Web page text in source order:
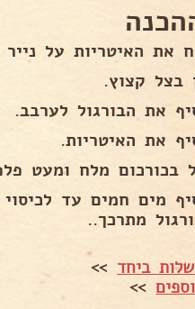
את האיטריות על
בצל קצוץ.
את הבורגול לערבב.
את האיטריות.
בכורכום מלח ומעט
מים חמים עד
מתרכך..
ביחד >>
>>